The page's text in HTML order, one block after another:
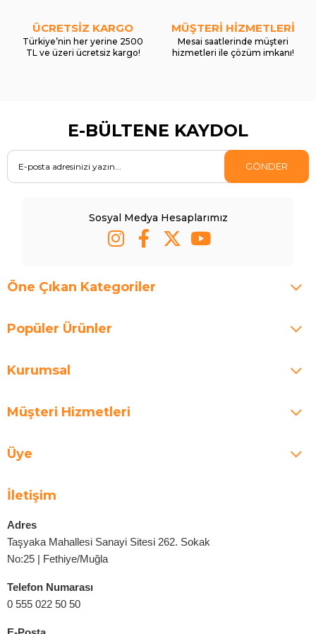
ÜCRETSİZ KARGO
Türkiye’nin her yerine 2500
TL ve üzeri ücretsiz kargo!
MÜŞTERİ HİZMETLERİ
Mesai saatlerinde müşteri
hizmetleri ile çözüm imkanı!
E-BÜLTENE KAYDOL
GÖNDER
Sosyal Medya Hesaplarımız
Öne Çıkan Kategoriler
Popüler Ürünler
Kurumsal
Müşteri Hizmetleri
Üye
İletişim
Adres
Taşyaka Mahallesi Sanayi Sitesi 262. Sokak
No:25 | Fethiye/Muğla
Telefon Numarası
0 555 022 50 50